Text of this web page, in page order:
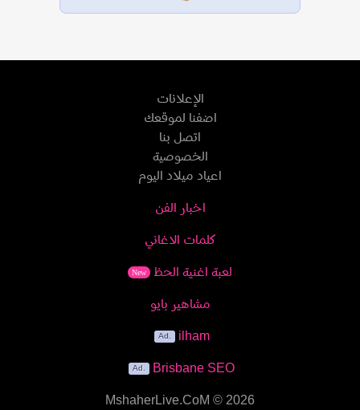
الإعلانات
اضفنا لموقعك
اتصل بنا
الخصوصية
اعياد ميلاد اليوم
اخبار الفن
كلمات الاغاني
لعبة اغنية الحظ New
مشاهير بايو
ilham
Brisbane SEO
MshaherLive.CoM © 2026